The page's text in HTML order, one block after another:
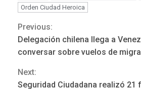
Orden Ciudad Heroica
Continue
Reading
Previous:
Delegación chilena llega a
conversar sobre vuelos de
Next:
Seguridad Ciudadana realizó 21
LATINOAMÉRICA